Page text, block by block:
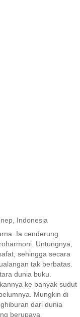
Indonesia
Ia cenderung
Untungnya,
sehingga secara
tak berbatas.
dunia buku.
ke banyak sudut
Mungkin di
dari dunia
berupaya